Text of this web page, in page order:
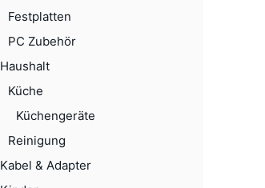
Festplatten
PC Zubehör
Haushalt
Küche
Küchengeräte
Reinigung
Kabel & Adapter